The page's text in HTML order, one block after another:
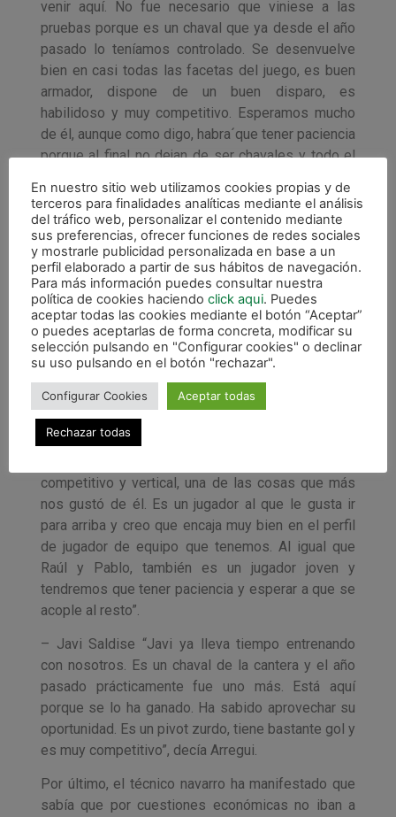
venir aquí. No fue necesario que viniese a las
pruebas porque es un chaval que ya desde el año
pasado lo teníamos controlado. Se desenvuelve
bien en casi todas las facetas del juego, es buen
armador, dispone de un buen disparo, es
habilidoso y muy competitivo. Esperamos mucho
de él, aunque como digo, habra´que tener paciencia
porque al final no dejan de ser chavales y todo el
cosas bien”.
competitivo y vertical, una de las cosas que más
nos gustó de él. Es un jugador al que le gusta ir
para arriba y creo que encaja muy bien en el perfil
de jugador de equipo que tenemos. Al igual que
Raúl y Pablo, también es un jugador joven y
tendremos que tener paciencia y esperar a que se
acople al resto”.
– Javi Saldise “Javi ya lleva tiempo entrenando
con nosotros. Es un chaval de la cantera y el año
pasado prácticamente fue uno más. Está aquí
porque se lo ha ganado. Ha sabido aprovechar su
oportunidad. Es un pivot zurdo, tiene bastante gol y
es muy competitivo”, decía Arregui.
Por último, el técnico navarro ha manifestado que
sabía que por cuestiones económicas no iban a
En nuestro sitio web utilizamos cookies propias y de
terceros para finalidades analíticas mediante el análisis
del tráfico web, personalizar el contenido mediante
sus preferencias, ofrecer funciones de redes sociales
y mostrarle publicidad personalizada en base a un
perfil elaborado a partir de sus hábitos de navegación.
Para más información puedes consultar nuestra
política de cookies haciendo click aqui. Puedes
aceptar todas las cookies mediante el botón “Aceptar”
o puedes aceptarlas de forma concreta, modificar su
selección pulsando en "Configurar cookies" o declinar
su uso pulsando en el botón "rechazar".
Configurar Cookies Aceptar todas
Rechazar todas